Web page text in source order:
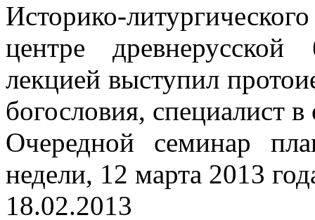
Историко-
центре
лекцией выступил
богословия, специалист
Очередной семинар
недели, 12 марта 2013
18.02.2013